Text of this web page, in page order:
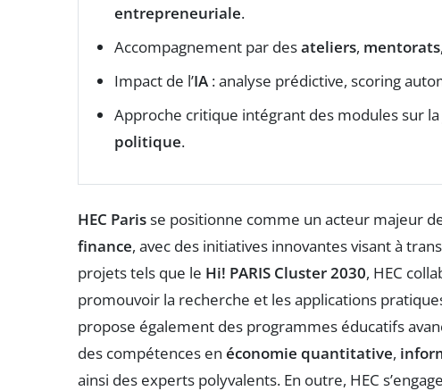
entrepreneuriale.
Accompagnement par desateliers, mentorats
Impact de l’IA : analyse prédictive, scoring
Approche critique intégrant des modules sur la
politique.
HEC Parisse positionne comme un acteur majeur
finance, avec des initiatives innovantes visant à
projets tels que le Hi! PARIS Cluster 2030, HEC
promouvoir la recherche et les applications
propose également des programmes éducatifs
des compétences en économie quantitative,
ainsi des experts polyvalents. En outre, HEC